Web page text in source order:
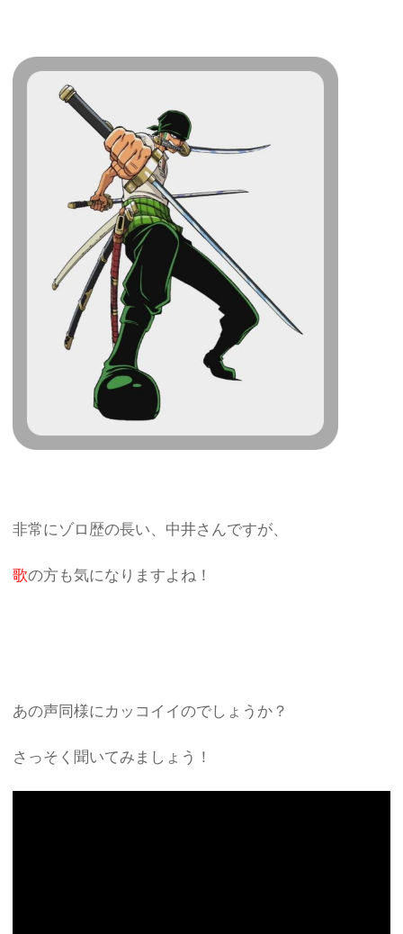
非常にゾロ歴の長い、中井さんですが、
歌の方も気になりますよね！
あの声同様にカッコイイのでしょうか？
さっそく聞いてみましょう！